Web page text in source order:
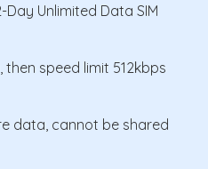
Unlimited Data SIM
speed limit 512kbps
data, cannot be shared